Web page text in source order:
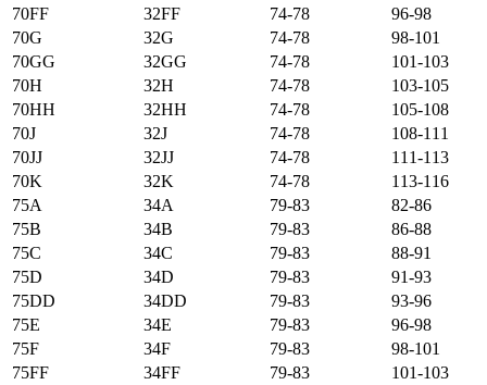
70FF
32FF 74-78
96-98
70G
32G 74-78
98-101
70GG
32GG 74-78
101-103
70H
32H 74-78
103-105
70HH
32HH 74-78
105-108
70J
32J 74-78
108-111
70JJ
32JJ 74-78
111-113
70K
32K 74-78
113-116
75А
34А 79-83
82-86
75B
34B 79-83
86-88
75C
34C 79-83
88-91
75D
34D 79-83
91-93
75DD
34DD 79-83
93-96
75E
34E 79-83
96-98
75F
34F 79-83
98-101
75FF
34FF 79-83
101-103